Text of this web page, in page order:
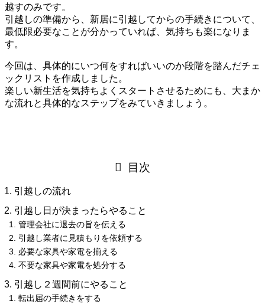
越すのみです。
引越しの準備から、新居に引越してからの手続きについて、
最低限必要なことが分かっていれば、気持ちも楽になりま
す。
今回は、具体的にいつ何をすればいいのか段階を踏んだチェ
ックリストを作成しました。
楽しい新生活を気持ちよくスタートさせるためにも、大まか
な流れと具体的なステップをみていきましょう。
目次
引越しの流れ
引越し日が決まったらやること
管理会社に退去の旨を伝える
引越し業者に見積もりを依頼する
必要な家具や家電を揃える
不要な家具や家電を処分する
引越し２週間前にやること
転出届の手続きをする